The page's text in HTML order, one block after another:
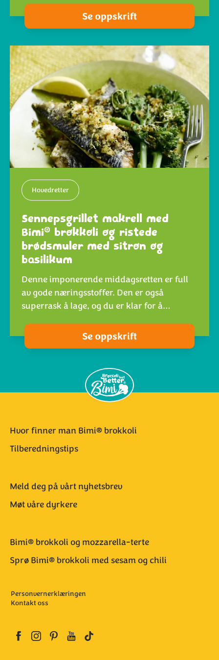
Se oppskrift
Hovedretter
Sennepsgrillet makrell med
Bimi® brokkoli og ristede
brødsmuler med sitron og
basilikum
Denne imponerende middagsretten er full
av gode næringsstoffer. Den er også
superrask å lage, og du er klar for å…
Se oppskrift
Hvor finner man Bimi® brokkoli
Tilberedningstips
Meld deg på vårt nyhetsbrev
Møt våre dyrkere
Bimi® brokkoli og mozzarella-terte
Sprø Bimi® brokkoli med sesam og chili
Personvernerklæringen
Kontakt oss